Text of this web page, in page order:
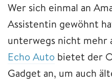
Wer sich einmal an
Assistentin gewöhnt
unterwegs nicht mehr
Echo Auto bietet der
Gadget an, um auch